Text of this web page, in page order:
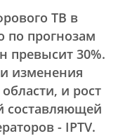
ТВ в
по прогнозам
превысит 30%.
изменения
и рост
составляющей
- IPTV.